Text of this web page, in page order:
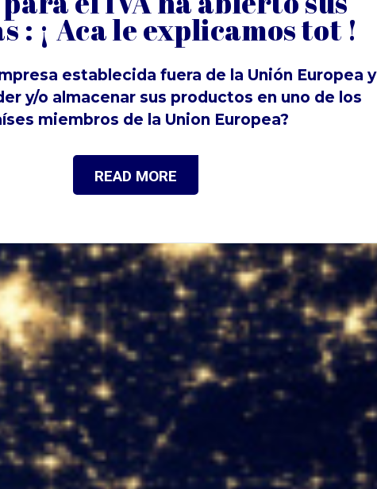
: ¡ Aca le explicamos tot !
establecida fuera de la Unión Europea y
y/o almacenar sus productos en uno de los
miembros de la Union Europea?
READ MORE